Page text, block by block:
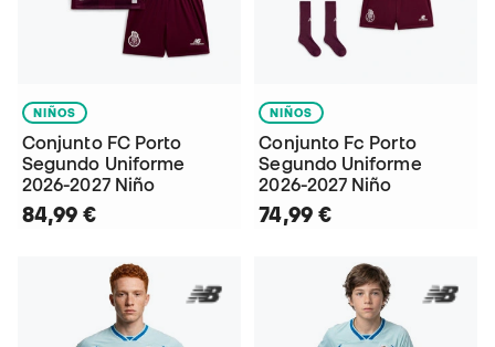
NIÑOS
Conjunto FC Porto
Segundo Uniforme
2026-2027 Niño
84,99 €
NIÑOS
Conjunto Fc Porto
Segundo Uniforme
2026-2027 Niño
74,99 €